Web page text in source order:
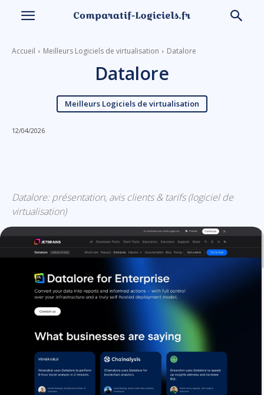
Accueil Meilleurs Logiciels de virtualisation Datalore
Datalore
Meilleurs Logiciels de virtualisation
12/04/2026
Datalore: présentation, avis clients & tarifs (logiciel de
virtualisation)